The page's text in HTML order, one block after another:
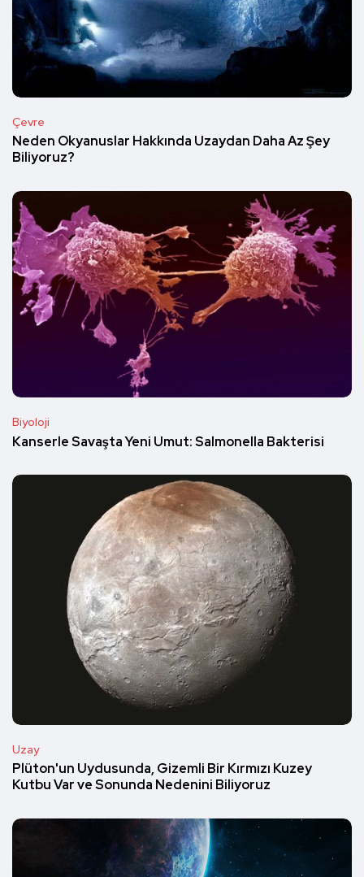
Çevre
Neden Okyanuslar Hakkında Uzaydan Daha Az Şey
Biliyoruz?
Biyoloji
Kanserle Savaşta Yeni Umut: Salmonella Bakterisi
Uzay
Plüton'un Uydusunda, Gizemli Bir Kırmızı Kuzey
Kutbu Var ve Sonunda Nedenini Biliyoruz